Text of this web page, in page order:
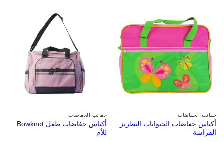
حقائب الحفاضات
أكياس حفاضات الحيوانات التطريز
الفراشة
حقائب الحفاضات
أكياس حفاضات طفل Bowknot
للأم